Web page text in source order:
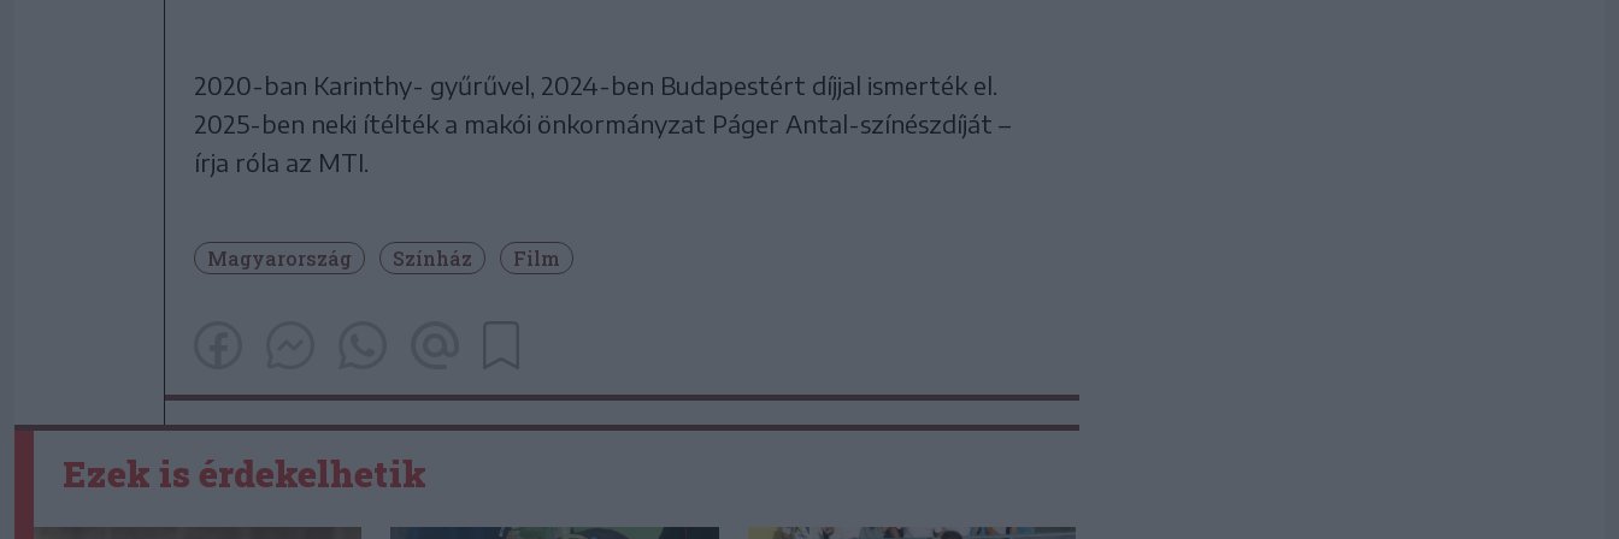
2020-ban Karinthy- gyűrűvel, 2024-ben Budapestért díjjal ismerték el.
2025-ben neki ítélték a makói önkormányzat Páger Antal-színészdíját –
írja róla az MTI.
Magyarország Színház Film
Ezek is érdekelhetik